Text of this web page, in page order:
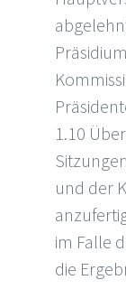
1.10
und der
im Falle
die